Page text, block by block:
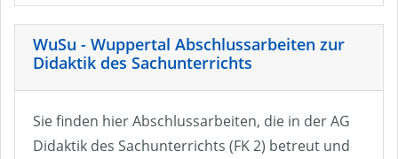
WuSu - Wuppertal Abschlussarbeiten zur
Didaktik des Sachunterrichts
Sie finden hier Abschlussarbeiten, die in der AG
Didaktik des Sachunterrichts (FK 2) betreut und